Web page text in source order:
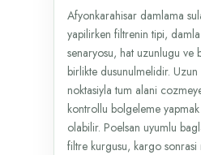
Afyonkarahisar damlama
yapilirken filtrenin tipi,
senaryosu, hat uzunlugu ve
birlikte dusunulmelidir.
noktasiyla tum alani
kontrollu bolgeleme
olabilir. Poelsan uyumlu
filtre kurgusu, kargo sonrasi